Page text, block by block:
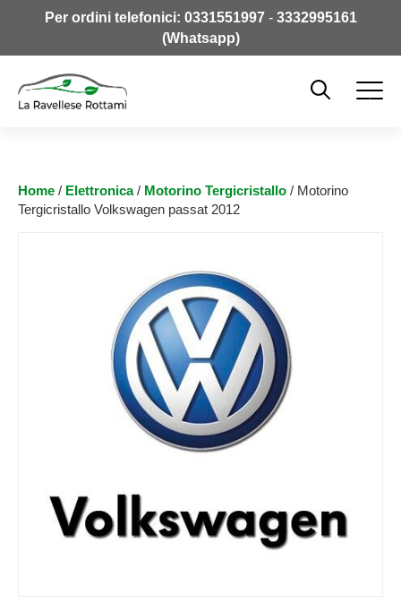
Per ordini telefonici: 0331551997- 3332995161
(Whatsapp)
Home / Elettronica/ Motorino Tergicristallo / Motorino
Tergicristallo Volkswagen passat 2012